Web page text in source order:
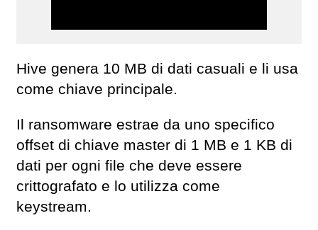
Hive genera 10 MB di dati casuali e li usa
come chiave principale.
Il ransomware estrae da uno specifico
offset di chiave master di 1 MB e 1 KB di
dati per ogni file che deve essere
crittografato e lo utilizza come
keystream.